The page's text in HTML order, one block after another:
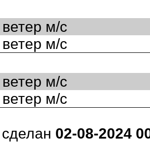
м/с
м/с
м/с
м/с
02-08-2024